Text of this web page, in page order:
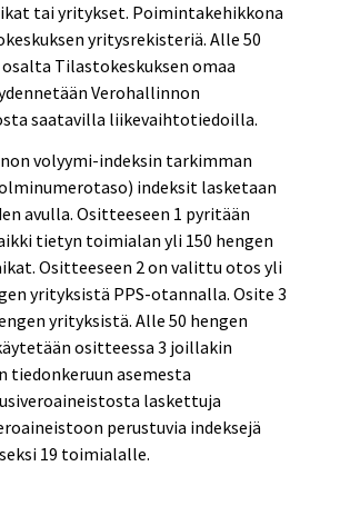
tai yritykset. Poimintakehikkona
yritysrekisteriä. Alle 50
Tilastokeskuksen omaa
Verohallinnon
saatavilla liikevaihtotiedoilla.
volyymi-indeksin tarkimman
indeksit lasketaan
avulla. Ositteeseen 1 pyritään
tietyn toimialan yli 150 hengen
Ositteeseen 2 on valittu otos yli
yrityksistä PPS-otannalla. Osite 3
yrityksistä. Alle 50 hengen
ositteessa 3 joillakin
asemesta
laskettuja
perustuvia indeksejä
19 toimialalle.